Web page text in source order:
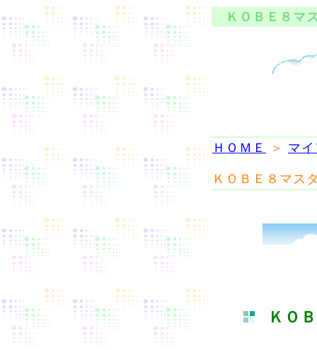
ＫＯＢＥ８マ
ＨＯＭＥ ＞ マ
ＫＯＢＥ８マス
ＫＯ